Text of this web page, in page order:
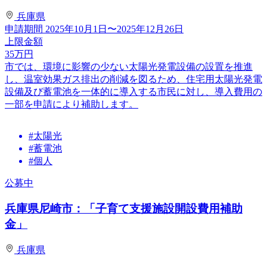
兵庫県
申請期間 2025年10月1日〜2025年12月26日
上限金額
35万円
市では、環境に影響の少ない太陽光発電設備の設置を推進
し、温室効果ガス排出の削減を図るため、住宅用太陽光発電
設備及び蓄電池を一体的に導入する市民に対し、導入費用の
一部を申請により補助します。
#太陽光
#蓄電池
#個人
公募中
兵庫県尼崎市：「子育て支援施設開設費用補助
金」
兵庫県